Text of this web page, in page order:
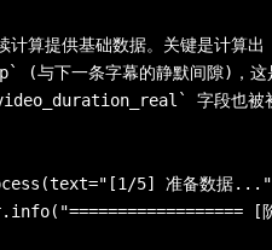
计算提供基础数据。关键是计算
(与下一条字幕的静默间隙)，这
字段也被
5] 准备数据
[